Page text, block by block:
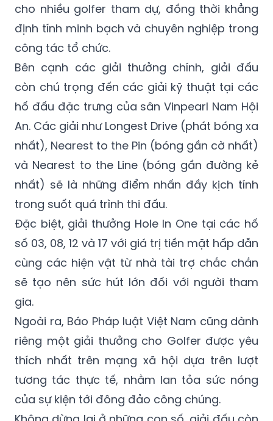
cho nhiều golfer tham dự, đồng thời khẳng
định tính minh bạch và chuyên nghiệp trong
công tác tổ chức.
Bên cạnh các giải thưởng chính, giải đấu
còn chú trọng đến các giải kỹ thuật tại các
hố đấu đặc trưng của sân Vinpearl Nam Hội
An. Các giải như Longest Drive (phát bóng xa
nhất), Nearest to the Pin (bóng gần cờ nhất)
và Nearest to the Line (bóng gần đường kẻ
nhất) sẽ là những điểm nhấn đầy kịch tính
trong suốt quá trình thi đấu.
Đặc biệt, giải thưởng Hole In One tại các hố
số 03, 08, 12 và 17 với giá trị tiền mặt hấp dẫn
cùng các hiện vật từ nhà tài trợ chắc chắn
sẽ tạo nên sức hút lớn đối với người tham
gia.
Ngoài ra, Báo Pháp luật Việt Nam cũng dành
riêng một giải thưởng cho Golfer được yêu
thích nhất trên mạng xã hội dựa trên lượt
tương tác thực tế, nhằm lan tỏa sức nóng
của sự kiện tới đông đảo công chúng.